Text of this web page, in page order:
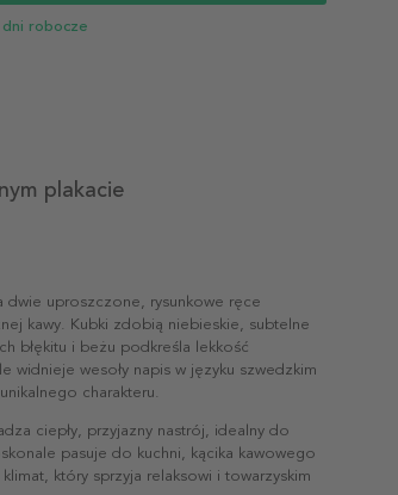
robocze
plakacie
dwie uproszczone, rysunkowe ręce
kawy. Kubki zdobią niebieskie, subtelne
błękitu i beżu podkreśla lekkość
widnieje wesoły napis w języku szwedzkim
charakteru.
ciepły, przyjazny nastrój, idealny do
pasuje do kuchni, kącika kawowego
który sprzyja relaksowi i towarzyskim